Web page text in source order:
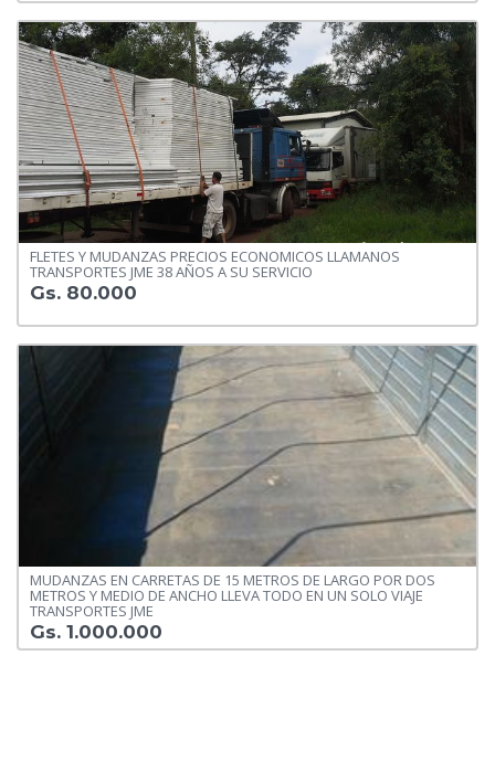
FLETES Y MUDANZAS PRECIOS ECONOMICOS LLAMANOS
TRANSPORTES JME 38 AÑOS A SU SERVICIO
Gs. 80.000
MUDANZAS EN CARRETAS DE 15 METROS DE LARGO POR DOS
METROS Y MEDIO DE ANCHO LLEVA TODO EN UN SOLO VIAJE
TRANSPORTES JME
Gs. 1.000.000